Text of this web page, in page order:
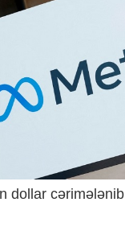
dollar cərimələnib